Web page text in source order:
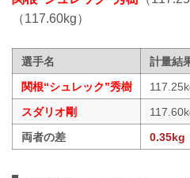
（117.60kg）
選手名 計量結
関根“シュレック”秀樹
スダリオ剛
両者の差
0.35kg